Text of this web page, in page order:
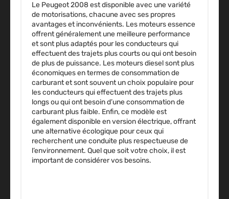
Le Peugeot 2008 est disponible avec une variété
de motorisations, chacune avec ses propres
avantages et inconvénients. Les moteurs essence
offrent généralement une meilleure performance
et sont plus adaptés pour les conducteurs qui
effectuent des trajets plus courts ou qui ont besoin
de plus de puissance. Les moteurs diesel sont plus
économiques en termes de consommation de
carburant et sont souvent un choix populaire pour
les conducteurs qui effectuent des trajets plus
longs ou qui ont besoin d’une consommation de
carburant plus faible. Enfin, ce modèle est
également disponible en version électrique, offrant
une alternative écologique pour ceux qui
recherchent une conduite plus respectueuse de
l’environnement. Quel que soit votre choix, il est
important de considérer vos besoins.